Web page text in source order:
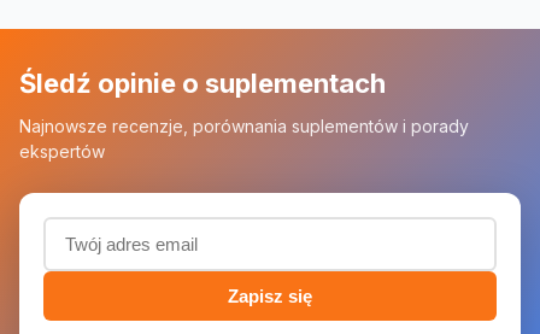
Śledź opinie o suplementach
Najnowsze recenzje, porównania suplementów i porady
ekspertów
Adres email (wymagany)
Zapisz się